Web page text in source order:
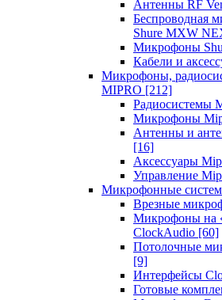
Антенны RF
Беспроводная
Shure MXW
Микрофоны
Кабели и
Микрофоны,
MIPRO [212]
Радиосистемы
Микрофоны
Антенны и
[16]
Аксессуары
Управление
Микрофонные
Врезные
Микрофоны на
ClockAudio [60]
Потолочные
[9]
Интерфейсы
Готовые